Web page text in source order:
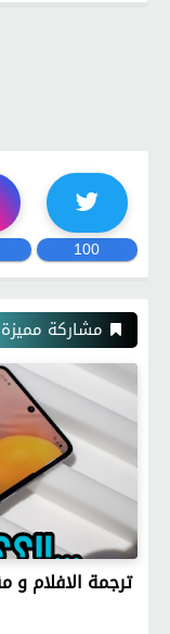
100
مشاركة مميزة
ترجمة الافلام و